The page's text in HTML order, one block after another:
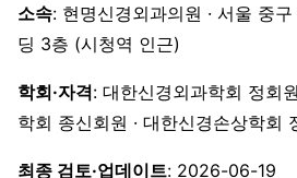
소속: 현명신경외과의원 · 서울 중
딩 3층 (시청역 인근)
학회·자격: 대한신경외과학회 정회
학회 종신회원 · 대한신경손상학회
최종 검토·업데이트: 2026-06-19